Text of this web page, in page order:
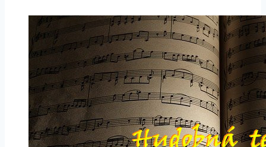
mixolydická
–
dvojhlasy
v
sextách